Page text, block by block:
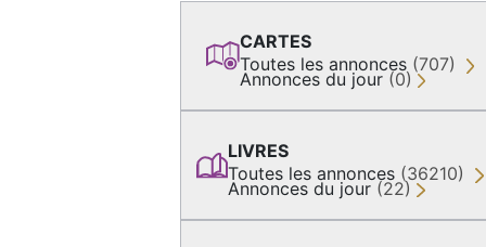
CARTES
Toutes les annonces (707)
Annonces du jour (0)
LIVRES
Toutes les annonces (36210)
Annonces du jour (22)